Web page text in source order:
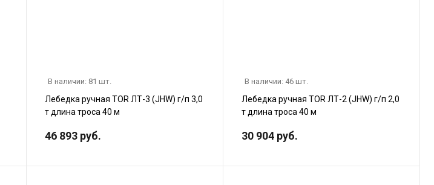
В наличии: 81 шт.
Лебедка ручная TOR ЛТ-3 (JHW) г/п 3,0
т длина троса 40 м
46 893 руб.
В наличии: 46 шт.
Лебедка ручная TOR ЛТ-2 (JHW) г/п 2,0
т длина троса 40 м
30 904 руб.